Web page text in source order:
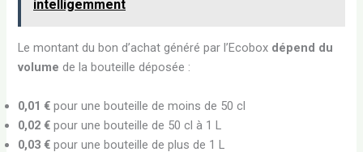
intelligemment
Le montant du bon d’achat généré par l’Ecobox dépend du
volumede la bouteille déposée :
0,01 € pour une bouteille de moins de 50 cl
0,02 € pour une bouteille de 50 cl à 1 L
0,03 € pour une bouteille de plus de 1 L